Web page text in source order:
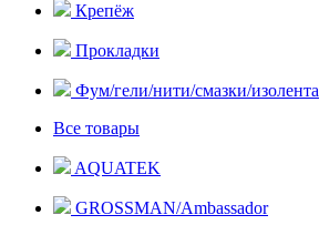
Крепёж
Прокладки
Фум/гели/нити/смазки/изолента
Все товары
AQUATEK
GROSSMAN/Ambassador